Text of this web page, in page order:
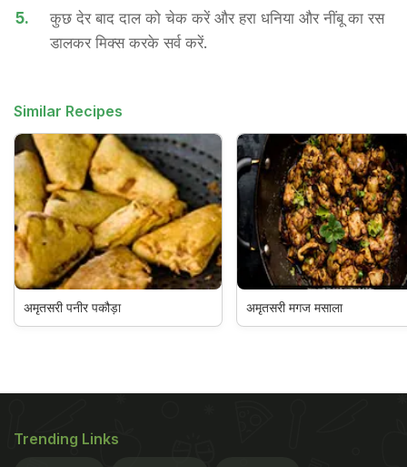
5.
कुछ देर बाद दाल को चेक करें और हरा धनिया और नींबू का रस
डालकर मिक्स करके सर्व करें.
Similar Recipes
अमृतसरी पनीर पकौड़ा अमृतसरी मगज मसाला
Trending Links